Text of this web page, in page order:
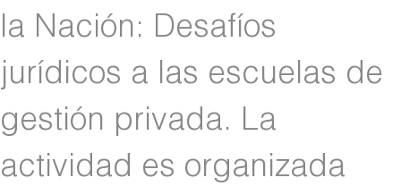
la Nación: Desafíos
jurídicos a las escuelas de
gestión privada. La
actividad es organizada